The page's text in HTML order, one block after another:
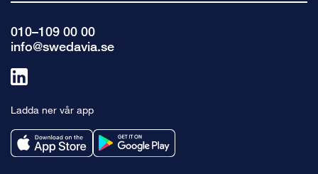
010–109 00 00
info@swedavia.se
linkedin
Ladda ner vår app